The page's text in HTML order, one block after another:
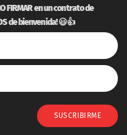
FIRMARen un contrato de
de bienvenida! 😃👍
SUSCRIBIRME